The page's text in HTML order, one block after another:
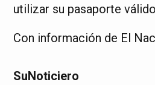
utilizar su pasaporte
Con información de El
SuNoticiero